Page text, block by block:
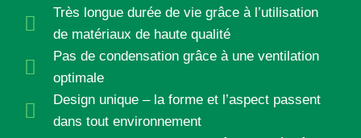
Très longue durée de vie grâce à l’utilisation
de matériaux de haute qualité
Pas de condensation grâce à une ventilation
optimale
Design unique – la forme et l’aspect passent
dans tout environnement